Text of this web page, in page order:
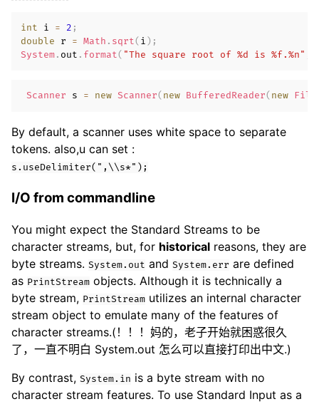
int i = 2 ;
double r = Math . sqrt(i) ;
System. out . format( "The square root of %d is %f.%n"
Scanner s = new Scanner( new BufferedReader( new
By default, a scanner uses white space to separate
tokens. also,u can set :
s.useDelimiter(",\\s*");
I/O from commandline
You might expect the Standard Streams to be
character streams, but, for historical reasons, they are
byte streams. System.out and System.err are defined
as PrintStream objects. Although it is technically a
byte stream, PrintStream utilizes an internal character
stream object to emulate many of the features of
character streams.(！！！妈的，老子开始就困惑很久
了，一直不明白 System.out 怎么可以直接打印出中文.)
By contrast, System.in is a byte stream with no
character stream features. To use Standard Input as a